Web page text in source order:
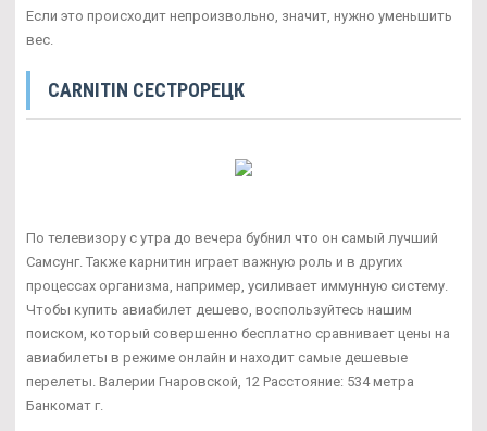
Если это происходит непроизвольно, значит, нужно уменьшить
вес.
CARNITIN СЕСТРОРЕЦК
По телевизору с утра до вечера бубнил что он самый лучший
Самсунг. Также карнитин играет важную роль и в других
процессах организма, например, усиливает иммунную систему.
Чтобы купить авиабилет дешево, воспользуйтесь нашим
поиском, который совершенно бесплатно сравнивает цены на
авиабилеты в режиме онлайн и находит самые дешевые
перелеты. Валерии Гнаровской, 12 Расстояние: 534 метра
Банкомат г.